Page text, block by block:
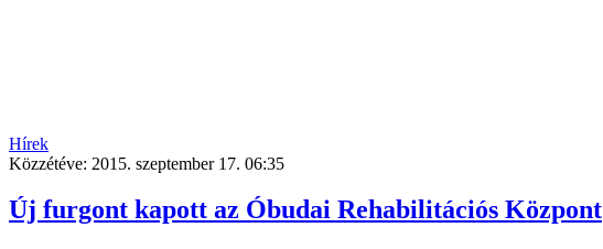
Hírek
Közzétéve: 2015. szeptember 17. 06:35
Új furgont kapott az Óbudai Rehabilitációs Központ